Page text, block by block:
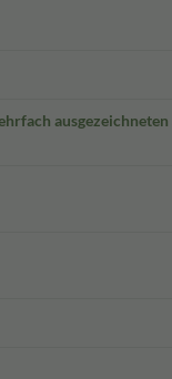
ausgezeichneten